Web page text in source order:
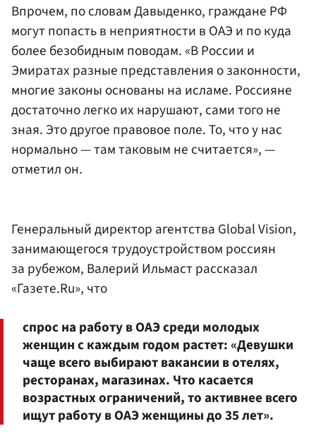
Впрочем, по словам Давыденко, граждане РФ
могут попасть в неприятности в ОАЭ и по куда
более безобидным поводам. «В России и
Эмиратах разные представления о законности,
многие законы основаны на исламе. Россияне
достаточно легко их нарушают, сами того не
зная. Это другое правовое поле. То, что у нас
нормально — там таковым не считается», —
отметил он.
Генеральный директор агентства Global Vision,
занимающегося трудоустройством россиян
за рубежом, Валерий Ильмаст рассказал
«Газете.Ru», что
спрос на работу в ОАЭ среди молодых
женщин с каждым годом растет: «Девушки
чаще всего выбирают вакансии в отелях,
ресторанах, магазинах. Что касается
возрастных ограничений, то активнее всего
ищут работу в ОАЭ женщины до 35 лет».